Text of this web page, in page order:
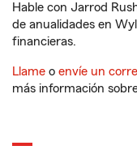
Hable con Jarrod
de anualidades en
financieras.
Llame o envíe un
más información